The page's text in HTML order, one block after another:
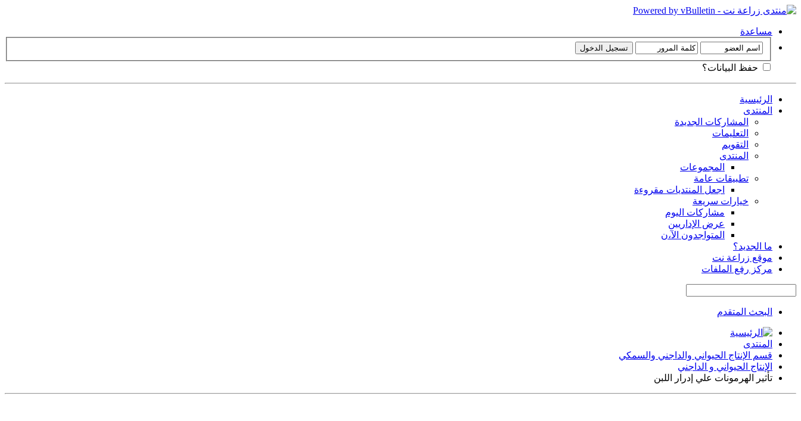
مساعدة
حفظ البيانات؟
الرئيسية
المنتدى
المشاركات الجديدة
التعليمات
التقويم
المنتدى
المجموعات
تطبيقات عامة
اجعل المنتديات مقروءة
خيارات سريعة
مشاركات اليوم
عرض الإداريين
المتواجدون الآ،ن
ما الجديد؟
موقع زراعة نت
مركز رفع الملفات
البحث المتقدم
المنتدى
قسم الإنتاج الحيواني والداجني والسمكي
الإنتاج الحيواني و الداجني
تأثير الهرمونات علي إدرار اللبن